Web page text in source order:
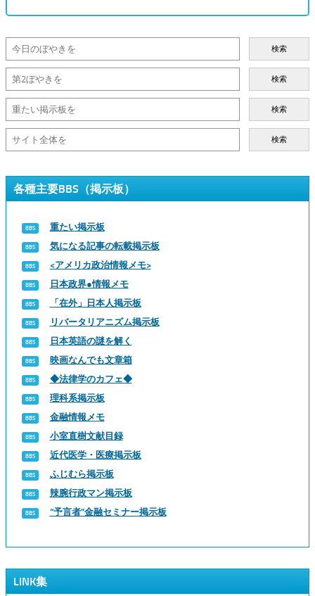
検索
検索
検索
検索
各種主要BBS（掲示板）
重たい掲示板
気になる記事の転載掲示板
<アメリカ政治情報メモ>
日本政界●情報メモ
「在外」日本人掲示板
リバータリアニズム掲示板
日本英語の謎を解く
映画なんでも文章箱
◆法律学のカフェ◆
理科系掲示板
金融情報メモ
小室直樹文献目録
近代医学・医療掲示板
ふじむら掲示板
辣腕行政マン掲示板
“予言者”金融セミナー掲示板
LINK集